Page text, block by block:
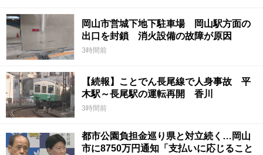
岡山市営城下地下駐車場 岡山駅方面の
出口を封鎖 消火設備の故障が原因
3時間前
【続報】ことでん長尾線で人身事故 平
木駅～長尾駅の運転再開 香川
3時間前
都市公園負担金巡り県と対立続く…岡山
市に8750万円通知「支払いに応じること